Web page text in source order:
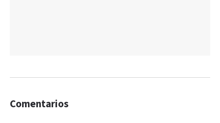
Comentarios